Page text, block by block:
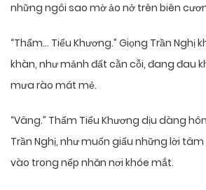
những ngôi sao mờ ảo nở trên biên
“Thẩm… Tiểu Khương.” Giọng Trần Nghị
khàn, như mảnh đất cằn cỗi, đang đau
mưa rào mát mẻ.
“Vâng.” Thẩm Tiểu Khương dịu dàng
Trần Nghị, như muốn giấu những lời
vào trong nếp nhăn nơi khóe mắt.